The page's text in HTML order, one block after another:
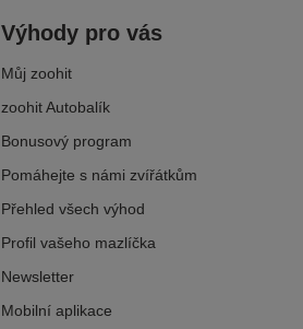
Výhody pro vás
Můj zoohit
zoohit Autobalík
Bonusový program
Pomáhejte s námi zvířátkům
Přehled všech výhod
Profil vašeho mazlíčka
Newsletter
Mobilní aplikace